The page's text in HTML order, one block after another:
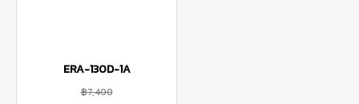
ERA-130D-1A
฿7,400